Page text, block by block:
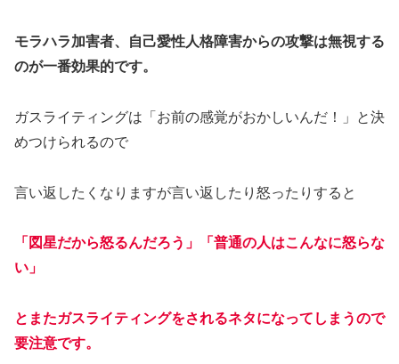
モラハラ加害者、自己愛性人格障害からの攻撃は無視する
のが一番効果的です。
ガスライティングは「お前の感覚がおかしいんだ！」と決
めつけられるので
言い返したくなりますが言い返したり怒ったりすると
「図星だから怒るんだろう」「普通の人はこんなに怒らな
い」
とまたガスライティングをされるネタになってしまうので
要注意です。